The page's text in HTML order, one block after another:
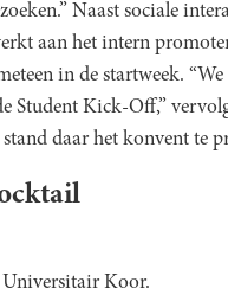
Naast sociale
aan het intern
in de startweek. “We
Student Kick-Off,”
stand daar het konvent te
Universitair Koor.